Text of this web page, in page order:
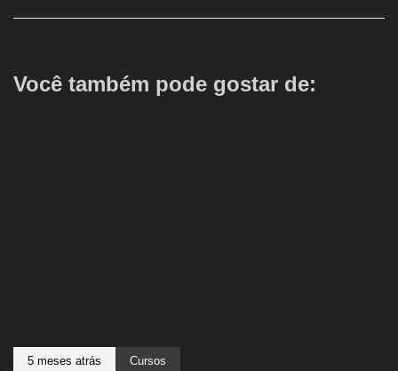
Você também pode gostar de:
5 meses atrás Cursos